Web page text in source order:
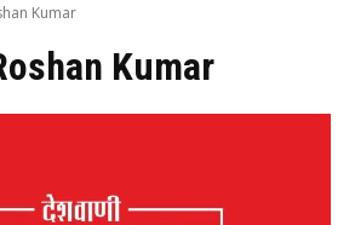
Kumar
Kumar